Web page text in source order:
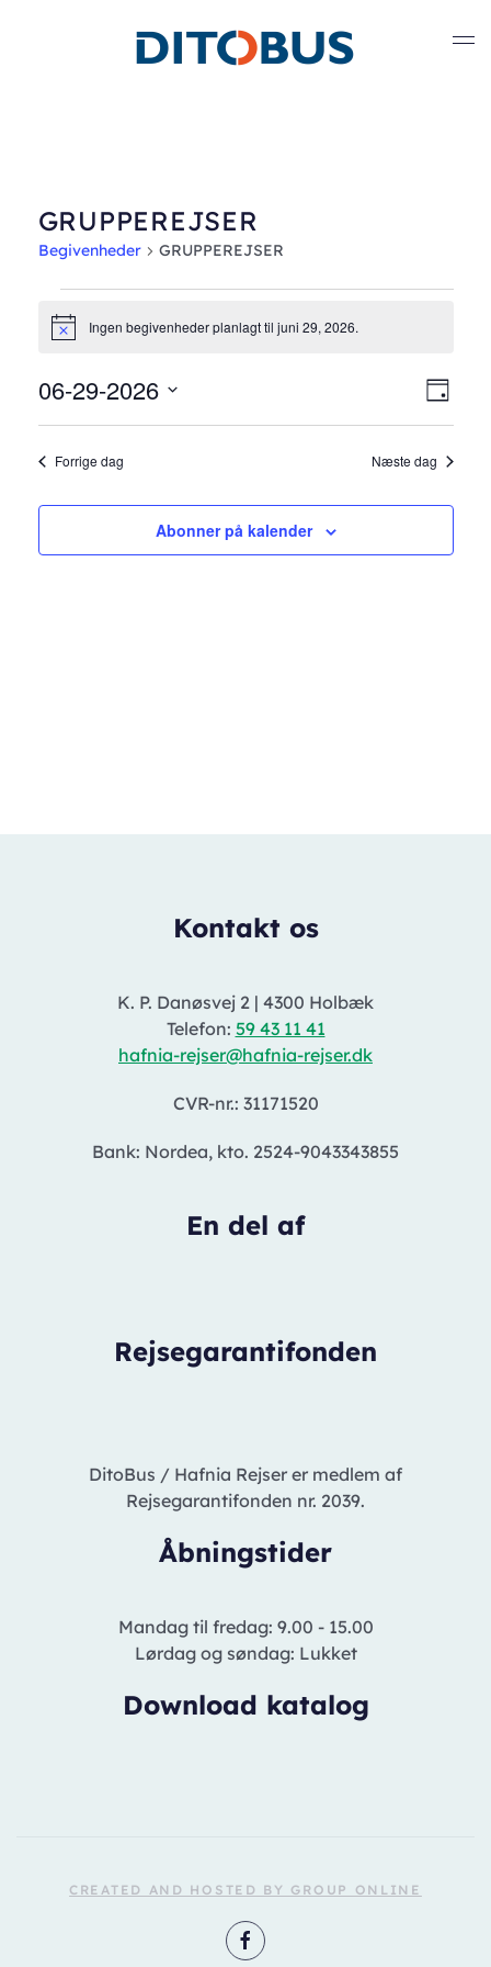
Gå til hovedindhold
GRUPPEREJSER
Begivenheder GRUPPEREJSER
Begivenheder
for
juni
29,
2026
Notice Ingen begivenheder planlagt til juni 29, 2026.
af
Dag
06-29-2026
Vælg
Forrige dag Næste dag
Abonner på kalender
Kontakt os
K. P. Danøsvej 2 | 4300 Holbæk
Telefon: 59 43 11 41
hafnia-rejser@hafnia-rejser.dk
CVR-nr.: 31171520
Bank: Nordea, kto. 2524-9043343855
En del af
Rejsegarantifonden
DitoBus / Hafnia Rejser er medlem af
Rejsegarantifonden nr. 2039.
Åbningstider
Mandag til fredag: 9.00 - 15.00
Lørdag og søndag: Lukket
Download katalog
CREATED AND HOSTED BY GROUP ONLINE